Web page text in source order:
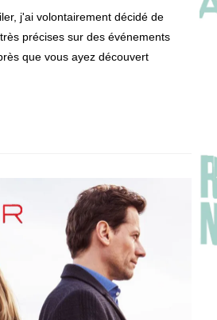
j'ai volontairement décidé de
précises sur des événements
que vous ayez découvert